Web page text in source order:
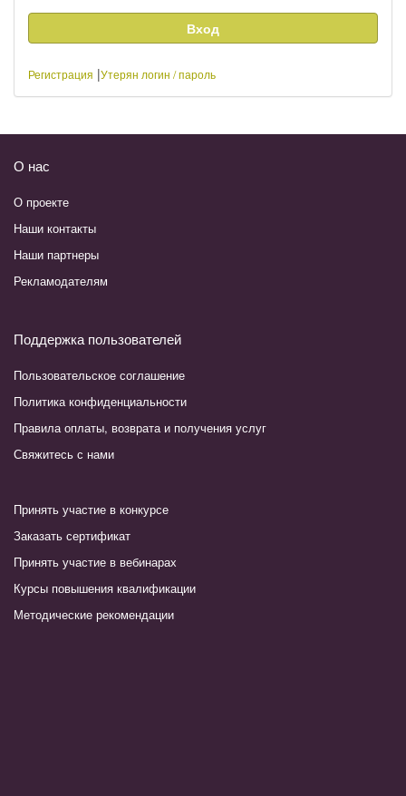
Регистрация |Утерян логин / пароль
О нас
О проекте
Наши контакты
Наши партнеры
Рекламодателям
Поддержка пользователей
Пользовательское соглашение
Политика конфиденциальности
Правила оплаты, возврата и получения услуг
Свяжитесь с нами
Принять участие в конкурсе
Заказать сертификат
Принять участие в вебинарах
Курсы повышения квалификации
Методические рекомендации